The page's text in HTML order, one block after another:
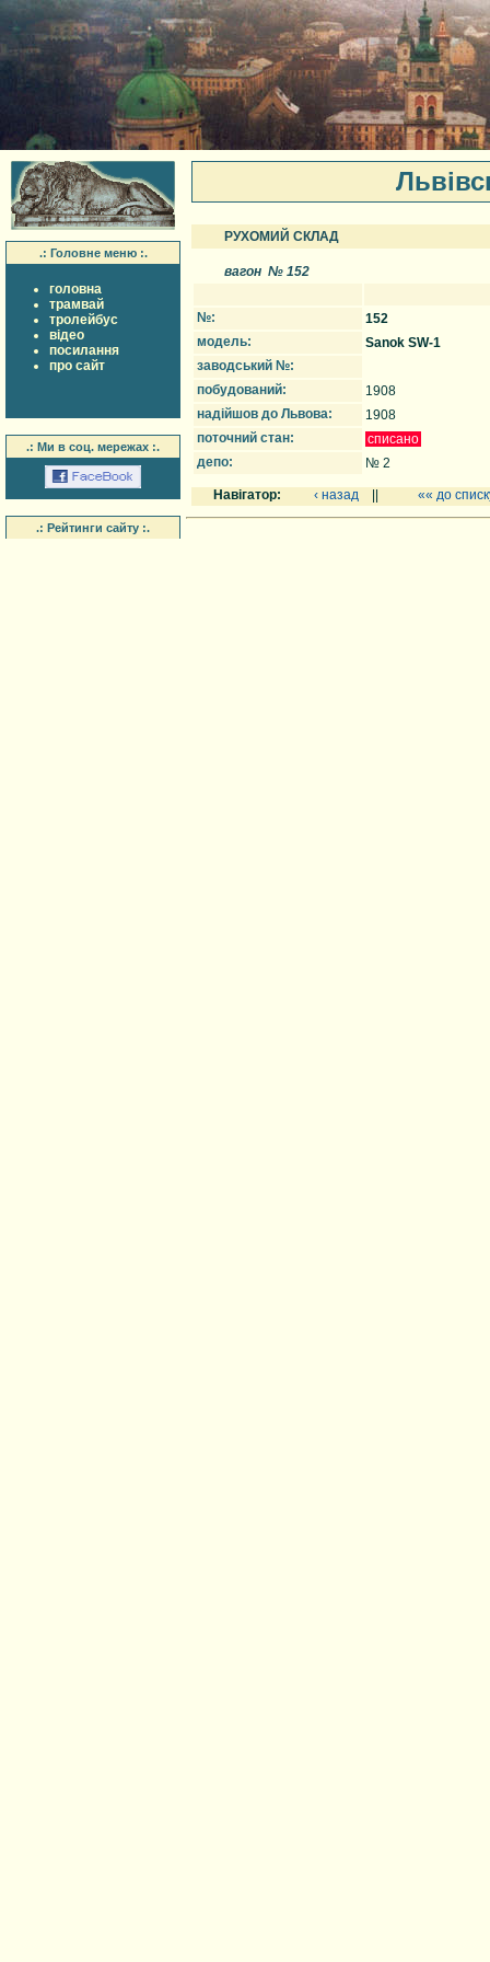
.: Головне меню :.
головна
трамвай
тролейбус
вiдео
посилання
про сайт
.: Ми в соц. мережах :.
.: Рейтинги сайту :.
РУХОМИЙ СКЛАД
вагон № 152
№:
152
модель:
Sanok SW-1
заводський №:
побудований:
1908
надійшов до Львова:
1908
поточний стан:
списано
депо:
№ 2
Навігатор: ‹ назад «« до